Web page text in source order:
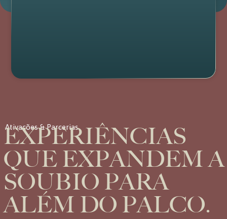
Ativações & Parcerias
EXPERIÊNCIAS
QUE EXPANDEM A
SOUBIO PARA
ALÉM DO PALCO.